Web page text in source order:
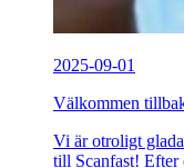
2025-09-01
Välkommen
Vi är otroligt
till Scanfast! Efter